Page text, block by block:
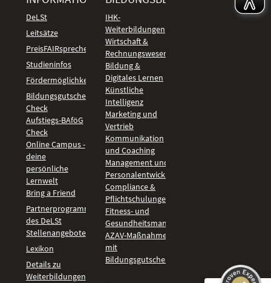
DeLSt
Leitsätze
PreisFAIRsprechen
Studieninfos
Fördermöglichkeiten
Bildungsgutschein
Check
Aufstiegs-BAföG
Check
Online Campus -
deine
persönliche
Lernwelt
Bring a Friend
Partnerprogramm
des DeLSt
Stellenangebote
Lexikon
Details zu
Weiterbildungen
IHK-
Weiterbildungen
Wirtschaft &
Rechnungswesen
Bildung &
Digitales Lernen
Künstliche
Intelligenz
Marketing und
Vertrieb
Kommunikation
und Coaching
Management und
Personalentwicklung
Compliance &
Pflichtschulungen
Fitness- und
Gesundheitsmanagement
AZAV-Maßnahmen
mit
Bildungsgutschein